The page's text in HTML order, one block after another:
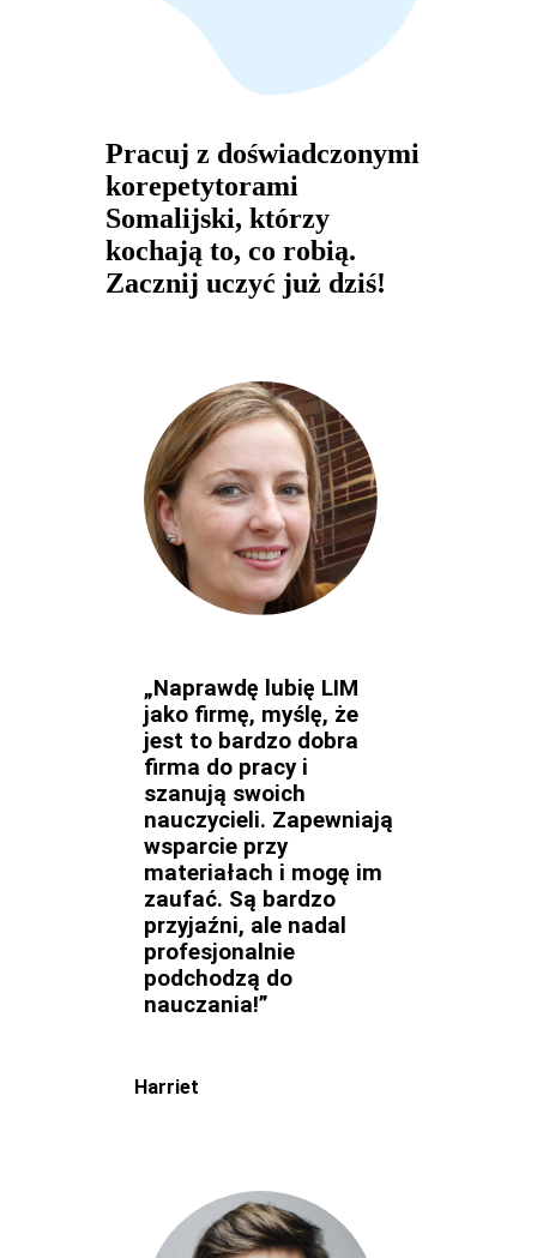
Pracuj z doświadczonymi
korepetytorami
Somalijski, którzy
kochają to, co robią.
Zacznij uczyć już dziś!
„Naprawdę lubię LIM
jako firmę, myślę, że
jest to bardzo dobra
firma do pracy i
szanują swoich
nauczycieli. Zapewniają
wsparcie przy
materiałach i mogę im
zaufać. Są bardzo
przyjaźni, ale nadal
profesjonalnie
podchodzą do
nauczania!”
Harriet